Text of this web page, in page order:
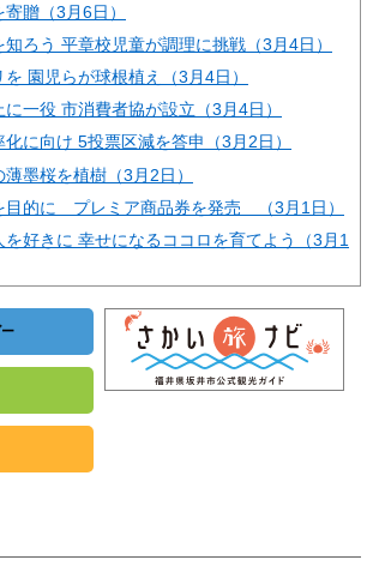
贈（3月6日）
ろう 平章校児童が調理に挑戦（3月4日）
園児らが球根植え（3月4日）
一役 市消費者協が設立（3月4日）
に向け 5投票区減を答申（3月2日）
墨桜を植樹（3月2日）
目的に プレミア商品券を発売 （3月1日）
好きに 幸せになるココロを育てよう（3月1